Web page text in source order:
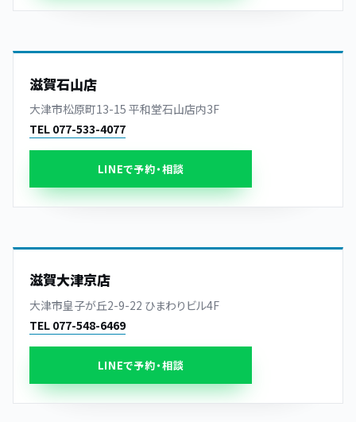
滋賀石山店
大津市松原町13-15 平和堂石山店内3F
TEL 077-533-4077
LINEで予約・相談
滋賀大津京店
大津市皇子が丘2-9-22 ひまわりビル4F
TEL 077-548-6469
LINEで予約・相談